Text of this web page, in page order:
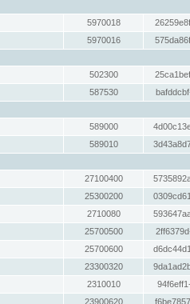
5970018
5970016
502300
587530
589000
589010
27100400
25300200
2710080
25700500
25700600
23300320
2310010
23900620